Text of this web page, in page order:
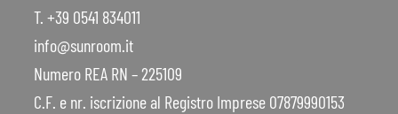
T. +39 0541 834011
info@sunroom.it
Numero REA RN – 225109
C.F. e nr. iscrizione al Registro Imprese 07879990153